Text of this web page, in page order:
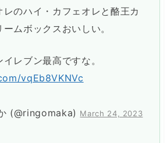
レのハイ・カフェオレと酪王カ
ムボックスおいしい。
レブン最高ですな。
vqEb8VKNVc
(@ringomaka) March 24, 2023